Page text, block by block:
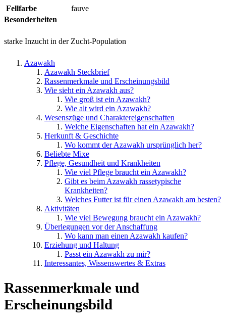
Fellfarbe
fauve
Besonderheiten
starke Inzucht in der Zucht-Population
Azawakh
Azawakh Steckbrief
Rassenmerkmale und Erscheinungsbild
Wie sieht ein Azawakh aus?
Wie groß ist ein Azawakh?
Wie alt wird ein Azawakh?
Wesenszüge und Charaktereigenschaften
Welche Eigenschaften hat ein Azawakh?
Herkunft & Geschichte
Wo kommt der Azawakh ursprünglich her?
Beliebte Mixe
Pflege, Gesundheit und Krankheiten
Wie viel Pflege braucht ein Azawakh?
Gibt es beim Azawakh rassetypische
Krankheiten?
Welches Futter ist für einen Azawakh am besten?
Aktivitäten
Wie viel Bewegung braucht ein Azawakh?
Überlegungen vor der Anschaffung
Wo kann man einen Azawakh kaufen?
Erziehung und Haltung
Passt ein Azawakh zu mir?
Interessantes, Wissenswertes & Extras
Rassenmerkmale und
Erscheinungsbild